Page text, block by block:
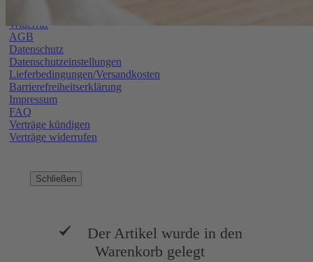
Widerruf
AGB
Datenschutz
Datenschutzeinstellungen
Lieferbedingungen/Versandkosten
Barrierefreiheitserklärung
Impressum
FAQ
Verträge kündigen
Verträge widerrufen
Schließen
Der Artikel wurde in den
Warenkorb gelegt